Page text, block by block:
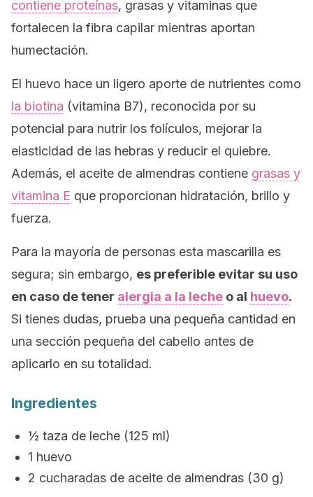
contiene proteínas, grasas y vitaminas que
fortalecen la fibra capilar mientras aportan
humectación.
El huevo hace un ligero aporte de nutrientes como
la biotina (vitamina B7), reconocida por su
potencial para nutrir los folículos, mejorar la
elasticidad de las hebras y reducir el quiebre.
Además, el aceite de almendras contiene grasas y
vitamina E que proporcionan hidratación, brillo y
fuerza.
Para la mayoría de personas esta mascarilla es
segura; sin embargo, es preferible evitar su uso
en caso de tener alergia a la leche o al huevo.
Si tienes dudas, prueba una pequeña cantidad en
una sección pequeña del cabello antes de
aplicarlo en su totalidad.
Ingredientes
½ taza de leche (125 ml)
1 huevo
2 cucharadas de aceite de almendras (30 g)